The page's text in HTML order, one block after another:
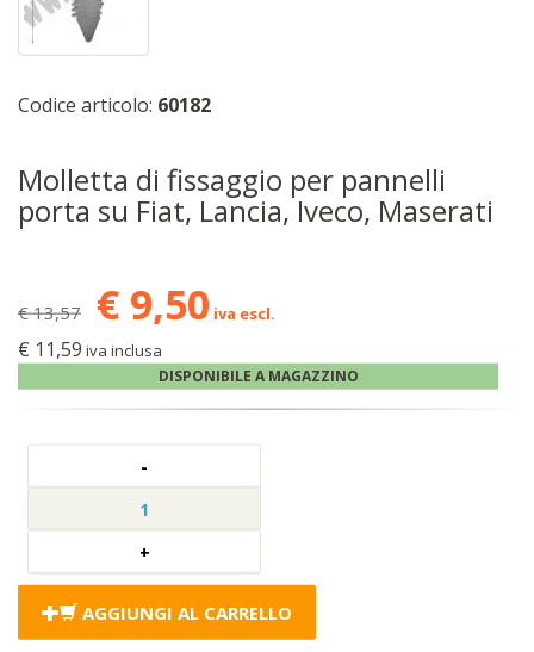
Codice articolo: 60182
Molletta di fissaggio per pannelli
porta su Fiat, Lancia, Iveco, Maserati
€ 13,57 € 9,50 iva escl.
€ 11,59 iva inclusa
DISPONIBILE A MAGAZZINO
AGGIUNGI AL CARRELLO